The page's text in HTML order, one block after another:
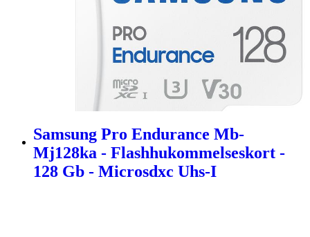
Samsung Pro Endurance Mb-
Mj128ka - Flashhukommelseskort -
128 Gb - Microsdxc Uhs-I